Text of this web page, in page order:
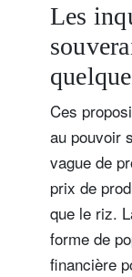
Les
Ces
au pouvoir
vague de
prix de
que le riz.
forme de
financière